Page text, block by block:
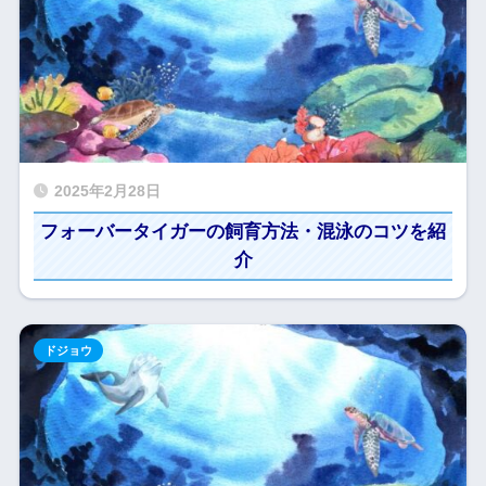
2025年2月28日
フォーバータイガーの飼育方法・混泳のコツを紹
介
ドジョウ